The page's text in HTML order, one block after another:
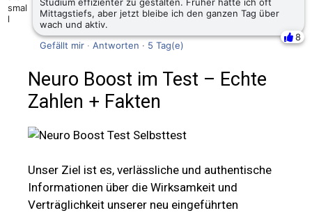
Mittagstiefs, aber jetzt bleibe ich den ganzen Tag über
wach und aktiv.
8
Gefällt mir · Antworten · 5 Tag(e)
Neuro Boost im Test – Echte
Zahlen + Fakten
Unser Ziel ist es, verlässliche und authentische
Informationen über die Wirksamkeit und
Verträglichkeit unserer neu eingeführten